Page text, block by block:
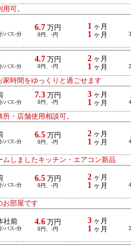
可。
/バス-分
6.7万円
0円、-円
1 ヶ月
1 ヶ月
/バス-分
4.7万円
0円、-円
2 ヶ月
1 ヶ月
時間をゆっくりと過ごせます
/バス-分
7.3万円
0円、-円
3 ヶ月
1 ヶ月
・店舗使用相談可。
/バス-分
6.5万円
0円、-円
2 ヶ月
1 ヶ月
しましたキッチン・エアコン新品
/バス-分
6.5万円
0円、-円
2 ヶ月
1 ヶ月
お部屋です
社前
/バス-分
4.6万円
0円、-円
3 ヶ月
1 ヶ月